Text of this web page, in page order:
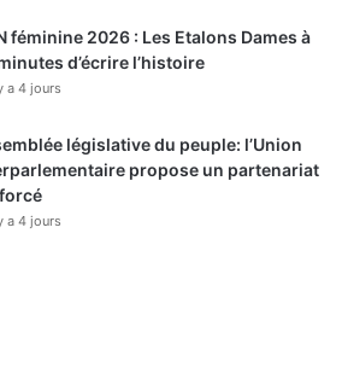
féminine 2026 : Les Etalons Dames à
d’écrire l’histoire
a 4 jours
législative du peuple: l’Union
propose un partenariat
a 4 jours